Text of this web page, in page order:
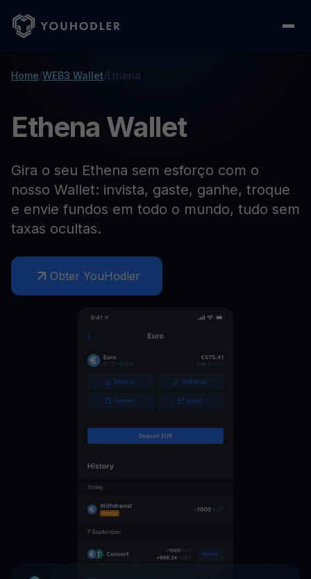
Home/WEB3 Wallet/Ethena
Ethena Wallet
Gira o seu Ethena sem esforço com o
nosso Wallet: invista, gaste, ganhe, troque
e envie fundos em todo o mundo, tudo sem
taxas ocultas.
Obter YouHodler